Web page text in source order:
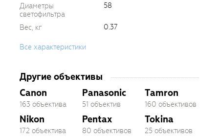
Диаметры
светофильтра
58
Вес, кг 0.37
Все характеристики
Другие объективы
Canon
163 объектива
Nikon
172 объектива
Panasonic
51 объектив
Pentax
80 объективов
Tamron
160 объективов
Tokina
25 объективов